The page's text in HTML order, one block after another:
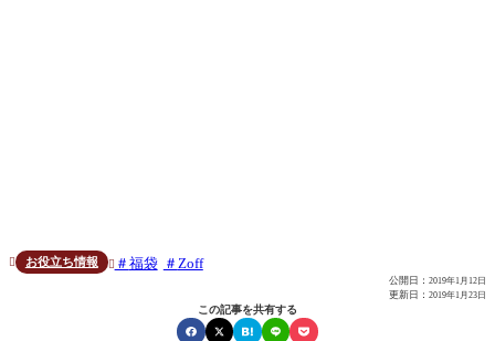
 お役立ち情報  福袋 Zoff
公開日： 2019年1月12日
更新日： 2019年1月23日
この記事を共有する